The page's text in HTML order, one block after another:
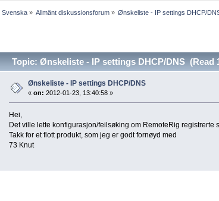
Svenska» Allmänt diskussionsforum » Ønskeliste - IP settings DHCP/
Topic: Ønskeliste - IP settings DHCP/DNS (Read
Ønskeliste - IP settings DHCP/DNS
«on: 2012-01-23, 13:40:58 »
Hei,
Det ville lette konfigurasjon/feilsøking om RemoteRig
Takk for et flott produkt, som jeg er godt fornøyd med
73 Knut